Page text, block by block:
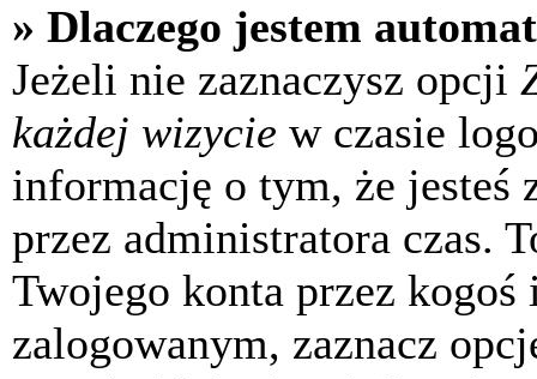
» Dlaczego jestem
Jeżeli nie zaznaczysz opcji
każdej wizycie w czasie
informację o tym, że jesteś
przez administratora czas.
Twojego konta przez kogoś
zalogowanym, zaznacz